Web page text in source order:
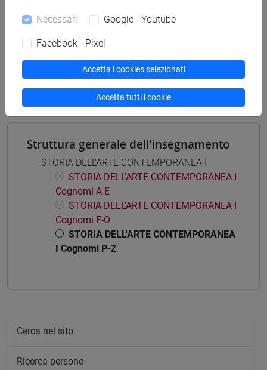
Mutua da
STORIA DELL'ARTE CONTEMPORANEA I
[FT0230]
Struttura generale dell'insegnamento
STORIA DELL'ARTE CONTEMPORANEA I
STORIA DELL'ARTE CONTEMPORANEA I
Cognomi A-E
STORIA DELL'ARTE CONTEMPORANEA I
Cognomi F-O
STORIA DELL'ARTE CONTEMPORANEA
I Cognomi P-Z
Cerca nel sito
Ricerca persone
Necessari Google - Youtube
Facebook - Pixel
Accetta i cookies selezionati
Accetta tutti i cookie